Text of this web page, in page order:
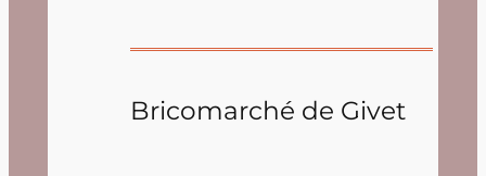
Bricomarché de Givet